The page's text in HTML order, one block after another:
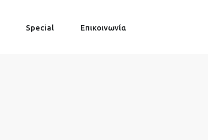
Special Επικοινωνία